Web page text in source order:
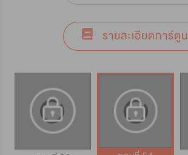
รายละเอียดการ์ตูน